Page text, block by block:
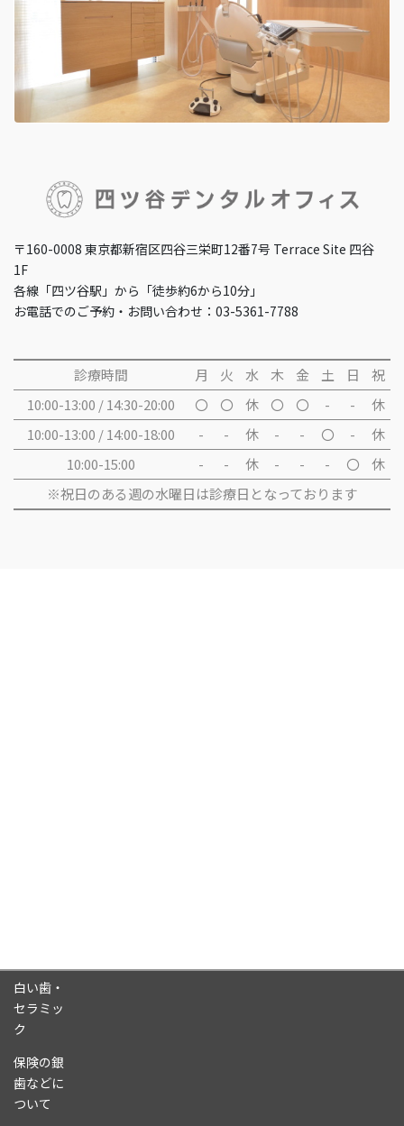
〒160-0008 東京都新宿区四谷三栄町12番7号 Terrace Site 四谷
1F
各線「四ツ谷駅」から「徒歩約6から10分」
お電話でのご予約・お問い合わせ：03-5361-7788
診療時間 月 火 水 木 金 土 日
祝
10:00-13:00 / 14:30-20:00
〇 〇 休 〇 〇 - -
休
10:00-13:00 / 14:00-18:00
- - 休 - - 〇 -
休
10:00-15:00
- - 休 - - - 〇
休
※祝日のある週の水曜日は診療日となっております
白い歯・
セラミッ
ク
保険の銀
歯などに
ついて